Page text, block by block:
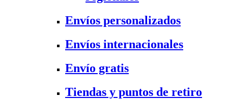
Envíos personalizados
Envíos internacionales
Envío gratis
Tiendas y puntos de retiro